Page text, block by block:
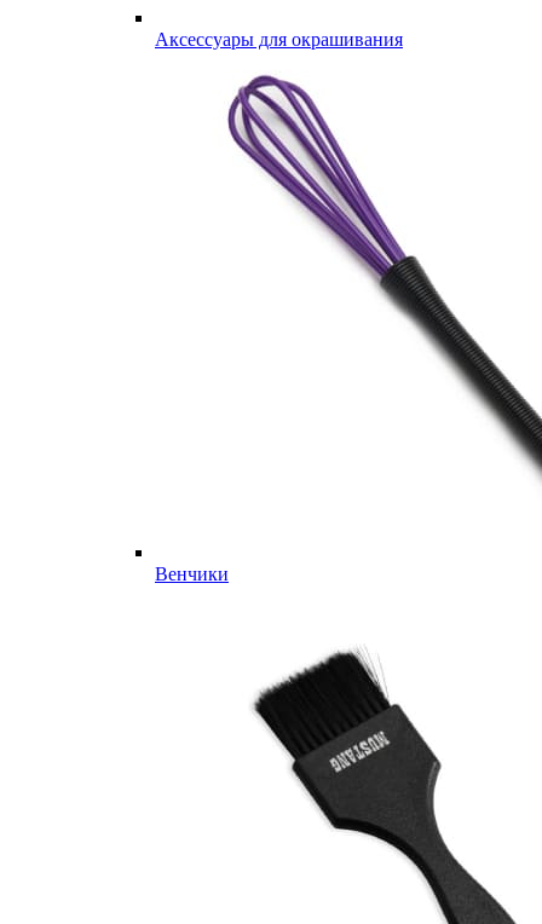
Аксессуары для окрашивания
Венчики